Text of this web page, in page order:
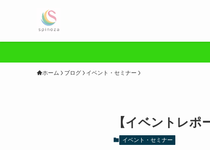
ホーム ブログ イベント・セミナー
【イベントレ
イベント・セミナー